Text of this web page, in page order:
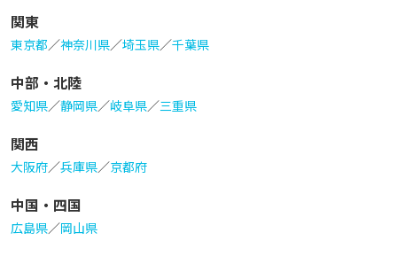
関東
東京都／神奈川県／埼玉県／千葉県
中部・北陸
愛知県／静岡県／岐阜県／三重県
関西
大阪府／兵庫県／京都府
中国・四国
広島県／岡山県